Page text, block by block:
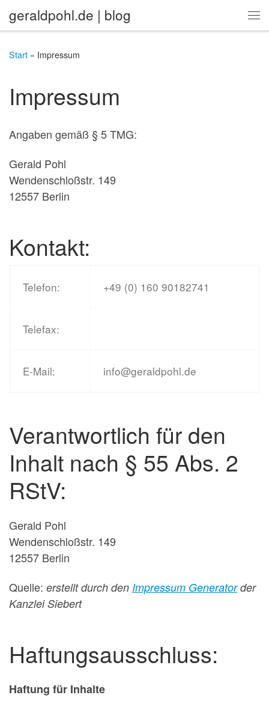
Zum Inhalt springen
geraldpohl.de | blog
Start » Impressum
Impressum
Angaben gemäß § 5 TMG:
Gerald Pohl
Wendenschloßstr. 149
12557 Berlin
Kontakt:
Telefon: +49 (0) 160 90182741
Telefax:
E-Mail: info@geraldpohl.de
Verantwortlich für den
Inhalt nach § 55 Abs. 2
RStV:
Gerald Pohl
Wendenschloßstr. 149
12557 Berlin
Quelle: erstellt durch den Impressum Generatorder
Kanzlei Siebert
Haftungsausschluss:
Haftung für Inhalte